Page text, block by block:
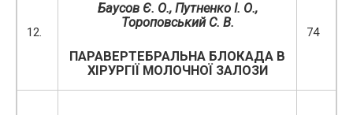
12.
Баусов Є. О., Путненко І. О.,
Тороповський С. В.
ПАРАВЕРТЕБРАЛЬНА БЛОКАДА В
ХІРУРГІЇ МОЛОЧНОЇ ЗАЛОЗИ
74